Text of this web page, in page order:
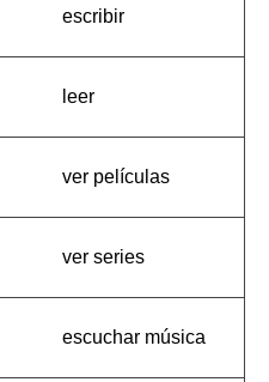
escribir
leer
ver películas
ver series
escuchar música